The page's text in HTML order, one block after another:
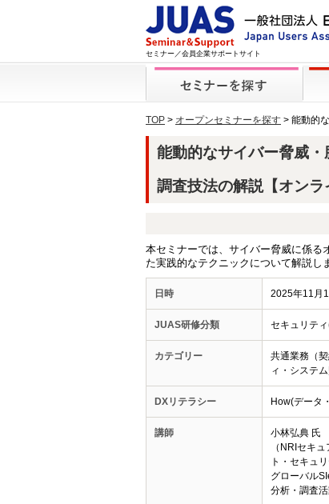
セミナー／会員企業サポートサイト
TOP > オープンセミナーを探す > 能動的
能動的なサイバー脅威
調査技法の解説【オン
本セミナーでは、サイバー脅威に係る
た実践的なテクニックについて解説し
日時 2025年11月
JUAS研修分類 セキュリテ
カテゴリー
共通業務（
ィ・システ
DXリテラシー How(データ
講師
小林弘典 氏
（NRIセキ
ト・セキュ
グローバル
分析・調査活